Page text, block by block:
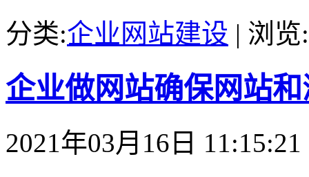
分类:企业网站建设 | 浏览:
企业做网站确保网站
2021年03月16日 11:15:21